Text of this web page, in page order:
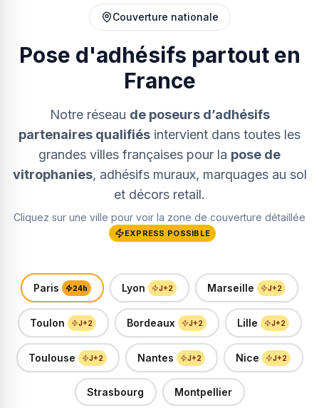
Couverture nationale
Pose d'adhésifs partout en
France
Notre réseau de poseurs d’adhésifs
partenaires qualifiés intervient dans toutes les
grandes villes françaises pour la pose de
vitrophanies, adhésifs muraux, marquages au sol
et décors retail.
Cliquez sur une ville pour voir la zone de couverture détaillée
EXPRESS POSSIBLE
Paris 24h Lyon J+2 Marseille J+2
Toulon J+2 Bordeaux J+2 Lille J+2
Toulouse J+2 Nantes J+2 Nice J+2
Strasbourg Montpellier